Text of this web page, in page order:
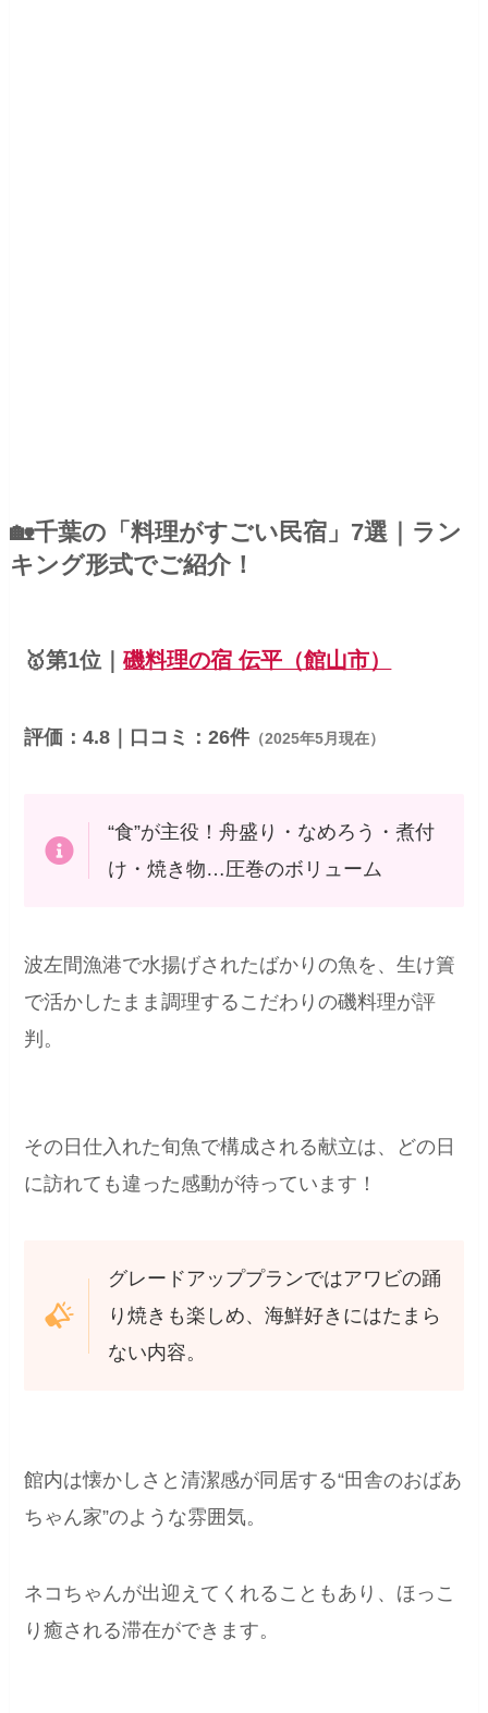
🏡千葉の「料理がすごい民宿」7選｜ラン
キング形式でご紹介！
🥇第1位｜磯料理の宿 伝平（館山市）
評価：4.8｜口コミ：26件 （2025年5月現在）
“食”が主役！舟盛り・なめろう・煮付
け・焼き物…圧巻のボリューム
波左間漁港で水揚げされたばかりの魚を、生け簀
で活かしたまま調理するこだわりの磯料理が評
判。
その日仕入れた旬魚で構成される献立は、どの日
に訪れても違った感動が待っています！
グレードアッププランではアワビの踊
り焼きも楽しめ、海鮮好きにはたまら
ない内容。
館内は懐かしさと清潔感が同居する“田舎のおばあ
ちゃん家”のような雰囲気。
ネコちゃんが出迎えてくれることもあり、ほっこ
り癒される滞在ができます。